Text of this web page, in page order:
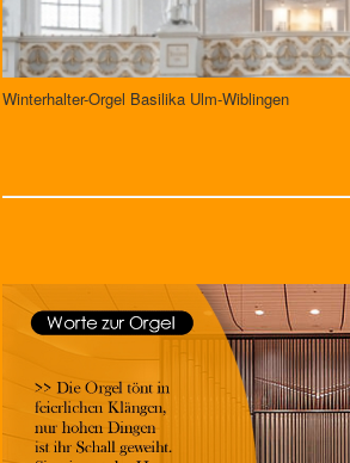
Winterhalter-Orgel Basilika Ulm-Wiblingen